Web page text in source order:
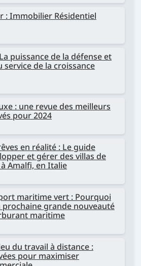
: Immobilier Résidentiel
puissance de la défense et
de la croissance
: une revue des meilleurs
pour 2024
en réalité : Le guide
et gérer des villas de
Amalfi, en Italie
maritime vert : Pourquoi
prochaine grande nouveauté
maritime
du travail à distance :
pour maximiser